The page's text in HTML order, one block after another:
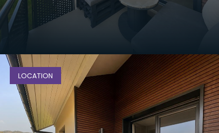
1 345€/moiscc
Appartement - FEIGERES
VOIR LE BIEN
LOCATION